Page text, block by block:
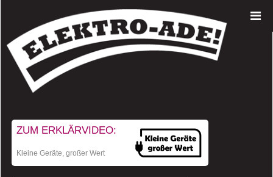
ZUM ERKLÄRVIDEO:
Kleine Geräte, großer Wert